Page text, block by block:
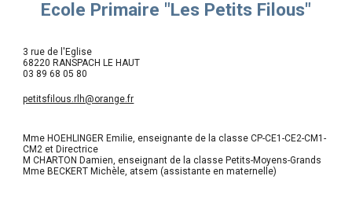
Ecole Primaire "Les Petits Filous"
3 rue de l'Eglise
68220 RANSPACH LE HAUT
03 89 68 05 80
petitsfilous.rlh@orange.fr
Mme HOEHLINGER Emilie, enseignante de la classe CP-CE1-CE2-CM1-
CM2 et Directrice
M CHARTON Damien, enseignant de la classe Petits-Moyens-Grands
Mme BECKERT Michèle, atsem (assistante en maternelle)